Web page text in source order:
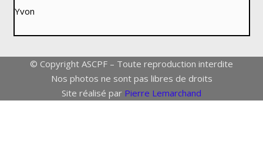
Yvon
© Copyright ASCPF – Toute reproduction interdite
Nos photos ne sont pas libres de droits
Site réalisé par Pierre Lemarchand